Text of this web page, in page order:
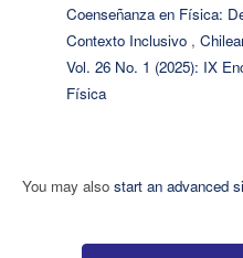
Coenseñanza en Física:
Contexto Inclusivo ,
Vol. 26 No. 1 (2025): IX
Física
You may also start an advanced